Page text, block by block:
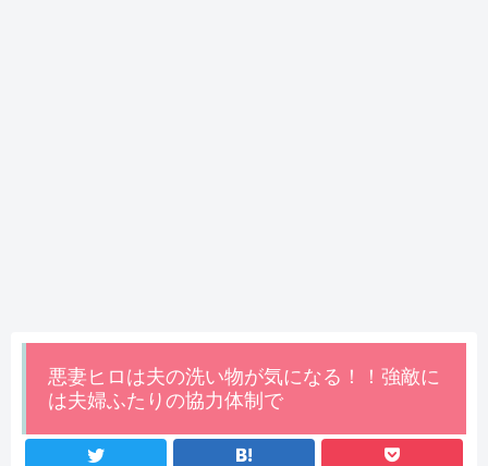
悪妻ヒロは夫の洗い物が気になる！！強敵に
は夫婦ふたりの協力体制で